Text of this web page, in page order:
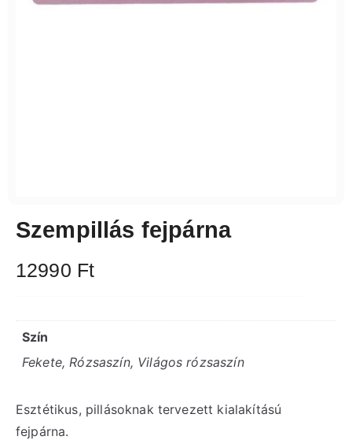
Szempillás fejpárna
12990 Ft
Szín
Fekete, Rózsaszín, Világos rózsaszín
Esztétikus, pillásoknak tervezett kialakítású
fejpárna.